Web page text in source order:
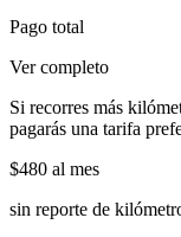
Pago total
Ver completo
Si recorres más
pagarás una tarifa
$480 al mes
sin reporte de